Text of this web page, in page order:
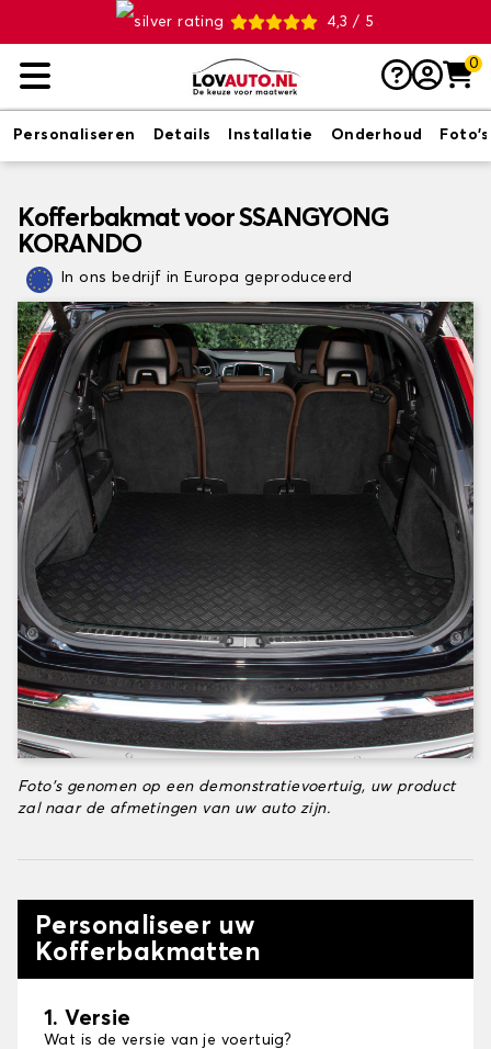
4,3 / 5
0
Personaliseren Details Installatie Onderhoud Foto's
Kofferbakmat voor SSANGYONG
KORANDO
In ons bedrijf in Europa geproduceerd
Foto's genomen op een demonstratievoertuig, uw product
zal naar de afmetingen van uw auto zijn.
Personaliseer uw
Kofferbakmatten
1. Versie
Wat is de versie van je voertuig?